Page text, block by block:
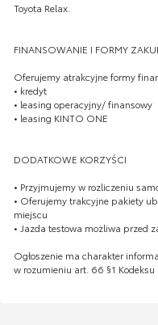
Toyota Relax.
FINANSOWANIE I FORMY
Oferujemy atrakcyjne formy
• kredyt
• leasing operacyjny/ finansowy
• leasing KINTO ONE
DODATKOWE KORZYŚCI
• Przyjmujemy w rozliczeniu
• Oferujemy trakcyjne pakiety
miejscu
• Jazda testowa możliwa przed
Ogłoszenie ma charakter
w rozumieniu art. 66 §1 Kodeksu